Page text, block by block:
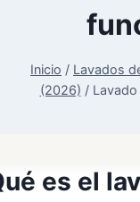
Inicio / Lavados
(2026) /
es el